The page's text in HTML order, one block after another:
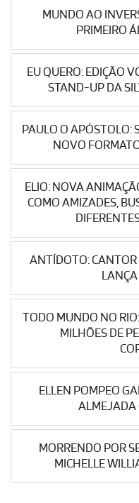
MUNDO AO
PRIMEIRO
EU QUERO: EDIÇÃO
STAND-UP DA
PAULO O APÓSTOLO:
NOVO
ELIO: NOVA
COMO AMIZADES,
ANTÍDOTO: CANTOR
TODO MUNDO NO
MILHÕES DE
ELLEN POMPEO
ALMEJADA
MORRENDO POR
MICHELLE